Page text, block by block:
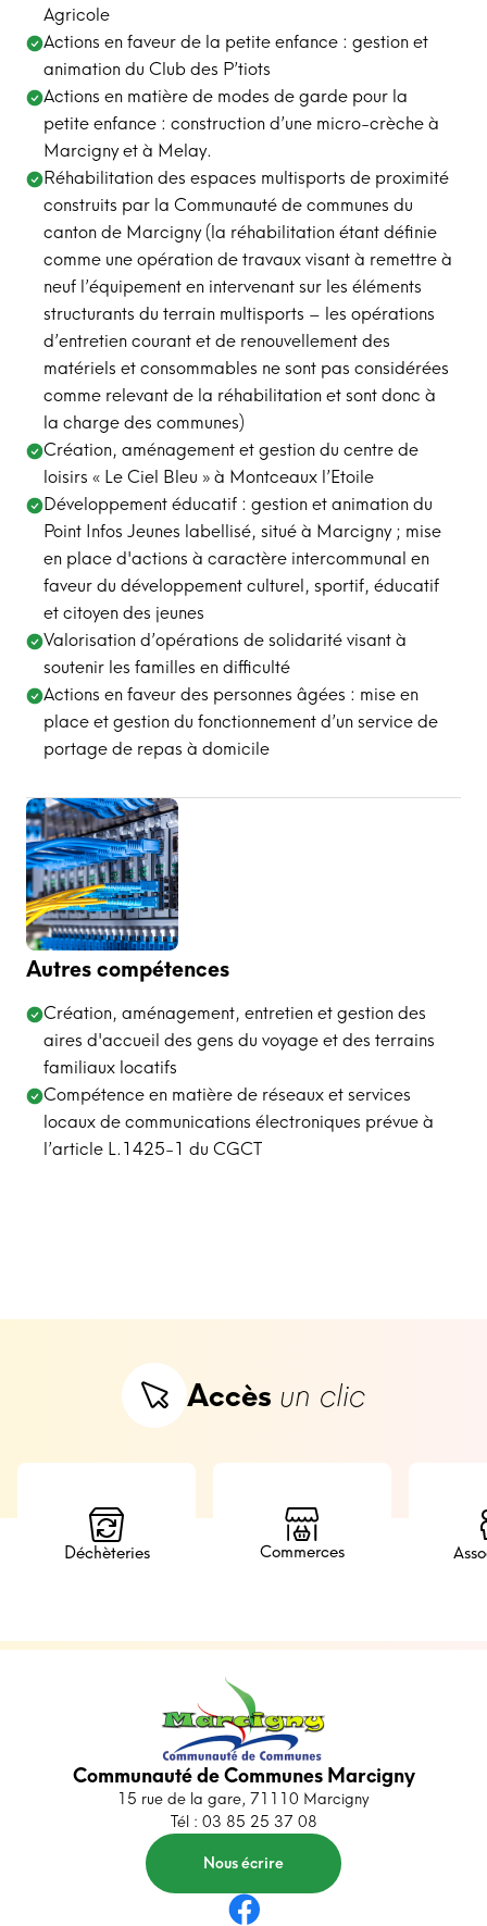
Agricole
Actions en faveur de la petite enfance : gestion et
animation du Club des P’tiots
Actions en matière de modes de garde pour la
petite enfance : construction d’une micro-crèche à
Marcigny et à Melay.
Réhabilitation des espaces multisports de proximité
construits par la Communauté de communes du
canton de Marcigny (la réhabilitation étant définie
comme une opération de travaux visant à remettre à
neuf l’équipement en intervenant sur les éléments
structurants du terrain multisports – les opérations
d’entretien courant et de renouvellement des
matériels et consommables ne sont pas considérées
comme relevant de la réhabilitation et sont donc à
la charge des communes)
Création, aménagement et gestion du centre de
loisirs « Le Ciel Bleu » à Montceaux l’Etoile
Développement éducatif : gestion et animation du
Point Infos Jeunes labellisé, situé à Marcigny ; mise
en place d'actions à caractère intercommunal en
faveur du développement culturel, sportif, éducatif
et citoyen des jeunes
Valorisation d’opérations de solidarité visant à
soutenir les familles en difficulté
Actions en faveur des personnes âgées : mise en
place et gestion du fonctionnement d’un service de
portage de repas à domicile
Autres compétences
Création, aménagement, entretien et gestion des
aires d'accueil des gens du voyage et des terrains
familiaux locatifs
Compétence en matière de réseaux et services
locaux de communications électroniques prévue à
l’article L.1425-1 du CGCT
Accès un clic
Déchèteries Commerces
Communauté de Communes Marcigny
15 rue de la gare, 71110 Marcigny
Tél : 03 85 25 37 08
Nous écrire